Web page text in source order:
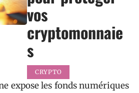
vos
cryptomonnaie
s
CRYPTO
expose les fonds numériques